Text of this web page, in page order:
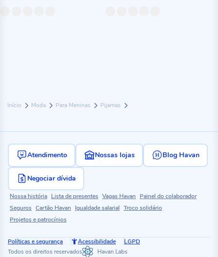
Início Moda Para Meninas Pijamas
Atendimento Nossas lojas Blog Havan
Negociar dívida
Nossa história Lista de presentes Vagas Havan
Painel do colaborador
Seguros Cartão Havan Igualdade salarial Troco solidário
Projetos e patrocínios
Políticas e segurança Acessibilidade
LGPD
Todos os direitos reservados
Havan Labs